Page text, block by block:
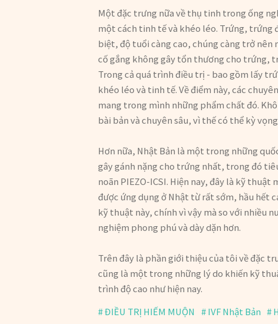
Một đặc trưng nữa về thụ tinh trong ống
một cách tinh tế và khéo léo. Trứng,
biệt, độ tuổi càng cao, chúng càng trở nên
cố gắng không gây tổn thương cho trứng,
Trong cả quá trình điều trị - bao gồm lấy
khéo léo và tinh tế. Về điểm này, các
mang trong mình những phẩm chất đó.
bài bản và chuyên sâu, vì thế có thể kỳ
Hơn nữa, Nhật Bản là một trong những
gây gánh nặng cho trứng nhất, trong đó
noãn PIEZO-ICSI. Hiện nay, đây là kỹ
được ứng dụng ở Nhật từ rất sớm, hầu hết
kỹ thuật này, chính vì vậy mà so với nhiều
nghiệm phong phú và dày dặn hơn.
Trên đây là phần giới thiệu của tôi về đặc
cũng là một trong những lý do khiến kỹ
trình độ cao như hiện nay.
ĐIỀU TRỊ HIẾM MUỘN
IVF Nhật Bản